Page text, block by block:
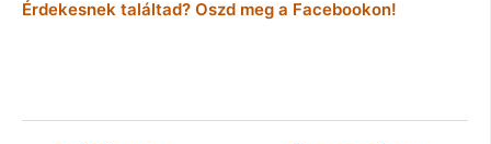
Érdekesnek találtad? Oszd meg a Facebookon!